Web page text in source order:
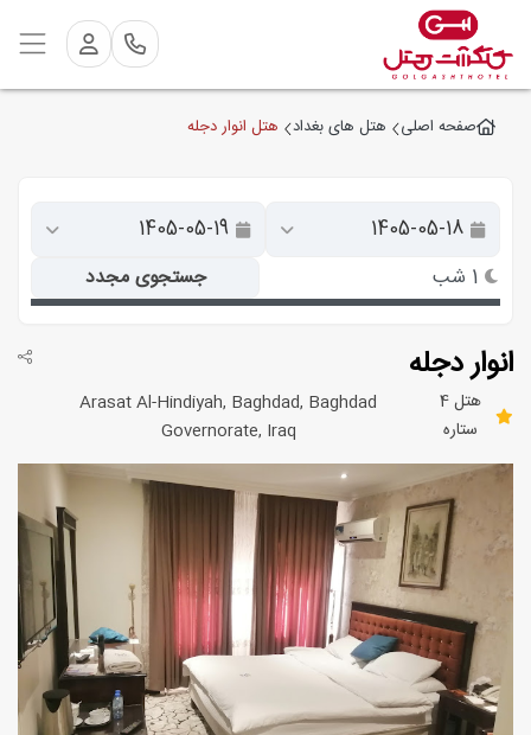
صفحه اصلی هتل های بغداد هتل انوار دجله
انوار دجله
هتل 4
ستاره
Arasat Al-Hindiyah, Baghdad, Baghdad
Governorate, Iraq
1 شب جستجوی مجدد